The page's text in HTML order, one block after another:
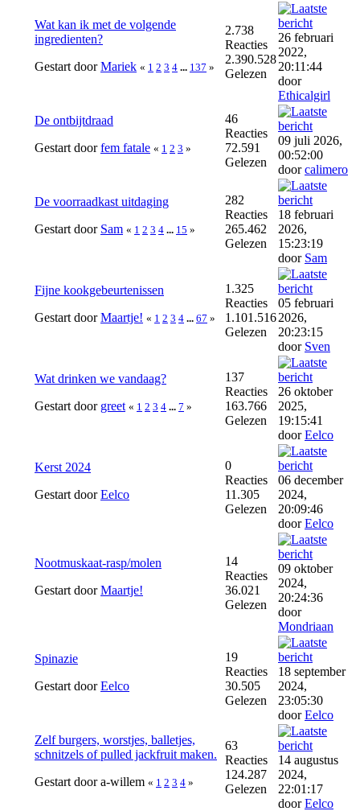
Wat kan ik met de volgende
ingredienten?
Gestart doorMariek « 1 2 3 4 ... 137 »
2.738
Reacties
2.390.528
Gelezen
26 februari
2022,
20:11:44
door
Ethicalgirl
De ontbijtdraad
Gestart doorfem fatale « 1 2 3 »
46
Reacties
72.591
Gelezen
09 juli 2026,
00:52:00
doorcalimero
De voorraadkast uitdaging
Gestart door Sam « 1 2 3 4 ... 15 »
282
Reacties
265.462
Gelezen
18 februari
2026,
15:23:19
door Sam
Fijne kookgebeurtenissen
Gestart doorMaartje! « 1 2 3 4 ... 67 »
1.325
Reacties
1.101.516
Gelezen
05 februari
2026,
20:23:15
door Sven
Wat drinken we vandaag?
Gestart door greet « 1 2 3 4 ... 7 »
137
Reacties
163.766
Gelezen
26 oktober
2025,
19:15:41
doorEelco
Kerst 2024
Gestart doorEelco
0
Reacties
11.305
Gelezen
06 december
2024,
20:09:46
doorEelco
Nootmuskaat-rasp/molen
Gestart doorMaartje!
14
Reacties
36.021
Gelezen
09 oktober
2024,
20:24:36
door
Mondriaan
Spinazie
Gestart doorEelco
19
Reacties
30.505
Gelezen
18 september
2024,
23:05:30
doorEelco
Zelf burgers, worstjes, balletjes,
schnitzels of pulled jackfruit maken.
Gestart door a-willem « 1 2 3 4 »
63
Reacties
124.287
Gelezen
14 augustus
2024,
22:01:17
doorEelco